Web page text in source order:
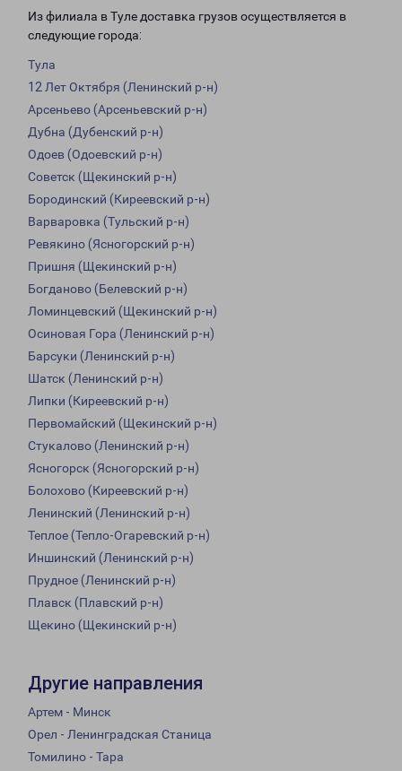
Из филиала в Туле доставка грузов осуществляется в
следующие города:
Тула
12 Лет Октября (Ленинский р-н)
Арсеньево (Арсеньевский р-н)
Дубна (Дубенский р-н)
Одоев (Одоевский р-н)
Советск (Щекинский р-н)
Бородинский (Киреевский р-н)
Варваровка (Тульский р-н)
Ревякино (Ясногорский р-н)
Пришня (Щекинский р-н)
Богданово (Белевский р-н)
Ломинцевский (Щекинский р-н)
Осиновая Гора (Ленинский р-н)
Барсуки (Ленинский р-н)
Шатск (Ленинский р-н)
Липки (Киреевский р-н)
Первомайский (Щекинский р-н)
Стукалово (Ленинский р-н)
Ясногорск (Ясногорский р-н)
Болохово (Киреевский р-н)
Ленинский (Ленинский р-н)
Теплое (Тепло-Огаревский р-н)
Иншинский (Ленинский р-н)
Прудное (Ленинский р-н)
Плавск (Плавский р-н)
Щекино (Щекинский р-н)
Другие направления
Артем - Минск
Орел - Ленинградская Станица
Томилино - Тара